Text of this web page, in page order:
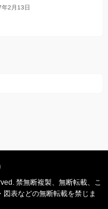
2月13日
禁無断複製、無断転載、こ
表などの無断転載を禁じま